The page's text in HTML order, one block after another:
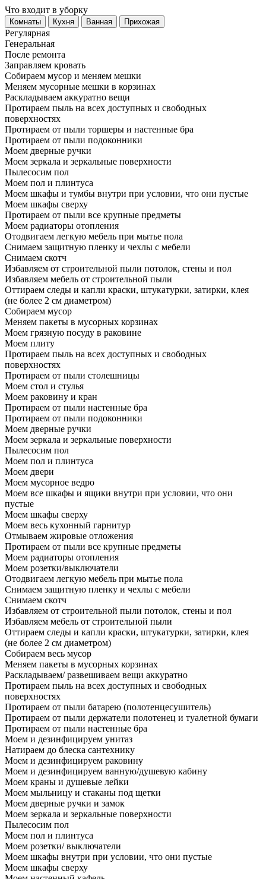
Что входит в уборку
Регу­лярная
Гене­ральная
После ремонта
Заправляем кровать
Собираем мусор и меняем мешки
Меняем мусорные мешки в корзинах
Раскладываем аккуратно вещи
Протираем пыль на всех доступных и свободных
поверхностях
Протираем от пыли торшеры и настенные бра
Протираем от пыли подоконники
Моем дверные ручки
Моем зеркала и зеркальные поверхности
Пылесосим пол
Моем пол и плинтуса
Моем шкафы и тумбы внутри при условии, что они пустые
Моем шкафы сверху
Протираем от пыли все крупные предметы
Моем радиаторы отопления
Отодвигаем легкую мебель при мытье пола
Снимаем защитную пленку и чехлы с мебели
Снимаем скотч
Избавляем от строительной пыли потолок, стены и пол
Избавляем мебель от строительной пыли
Оттираем следы и капли краски, штукатурки, затирки, клея
(не более 2 см диаметром)
Собираем мусор
Меняем пакеты в мусорных корзинах
Моем грязную посуду в раковине
Моем плиту
Протираем пыль на всех доступных и свободных
поверхностях
Протираем от пыли столешницы
Моем стол и стулья
Моем раковину и кран
Протираем от пыли настенные бра
Протираем от пыли подоконники
Моем дверные ручки
Моем зеркала и зеркальные поверхности
Пылесосим пол
Моем пол и плинтуса
Моем двери
Моем мусорное ведро
Моем все шкафы и ящики внутри при условии, что они
пустые
Моем шкафы сверху
Моем весь кухонный гарнитур
Отмываем жировые отложения
Протираем от пыли все крупные предметы
Моем радиаторы отопления
Моем розетки/выключатели
Отодвигаем легкую мебель при мытье пола
Снимаем защитную пленку и чехлы с мебели
Снимаем скотч
Избавляем от строительной пыли потолок, стены и пол
Избавляем мебель от строительной пыли
Оттираем следы и капли краски, штукатурки, затирки, клея
(не более 2 см диаметром)
Собираем весь мусор
Меняем пакеты в мусорных корзинах
Раскладываем/ развешиваем вещи аккуратно
Протираем пыль на всех доступных и свободных
поверхностях
Протираем от пыли батарею (полотенцесушитель)
Протираем от пыли держатели полотенец и туалетной бумаги
Протираем от пыли настенные бра
Моем и дезинфицируем унитаз
Натираем до блеска сантехнику
Моем и дезинфицируем раковину
Моем и дезинфицируем ванную/душевую кабину
Моем краны и душевые лейки
Моем мыльницу и стаканы под щетки
Моем дверные ручки и замок
Моем зеркала и зеркальные поверхности
Пылесосим пол
Моем пол и плинтуса
Моем розетки/ выключатели
Моем шкафы внутри при условии, что они пустые
Моем шкафы сверху